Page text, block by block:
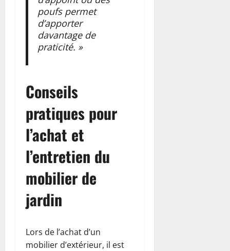
poufs permet
d’apporter
davantage de
praticité. »
Conseils
pratiques pour
l’achat et
l’entretien du
mobilier de
jardin
Lors de l’achat d’un
mobilier d’extérieur, il est